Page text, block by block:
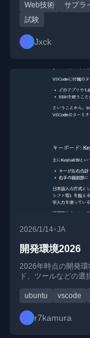
Web技術 サプラ
試験
Jxck
2026/1/14•JA
開発環境2026
2026年時点の開発
ド、ツールなどの選
ubuntu vscode
r7kamura